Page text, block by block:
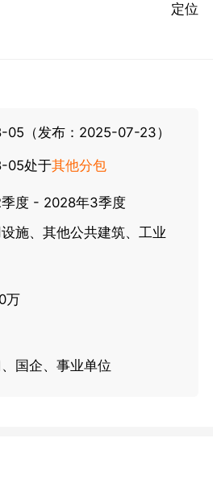
定位
05（发布：2025-07-23）
05处于其他分包
度 - 2028年3季度
施、其他公共建筑、工业
万
国企、事业单位